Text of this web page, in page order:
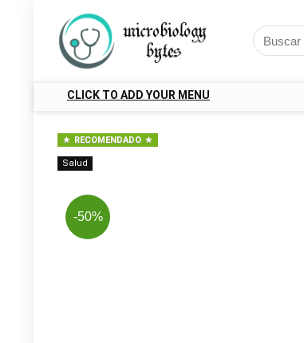
CLICK TO ADD YOUR MENU
RECOMENDADO
Salud
-50%